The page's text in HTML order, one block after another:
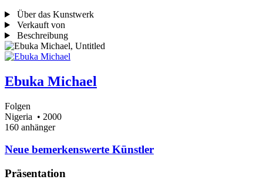
Über das Kunstwerk
Verkauft von
Beschreibung
Ebuka Michael
Folgen
Nigeria • 2000
160 anhänger
Neue bemerkenswerte Künstler
Präsentation